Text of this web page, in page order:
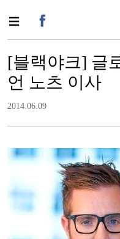
[블랙야크] 글
언 노츠 이사
2014.06.09